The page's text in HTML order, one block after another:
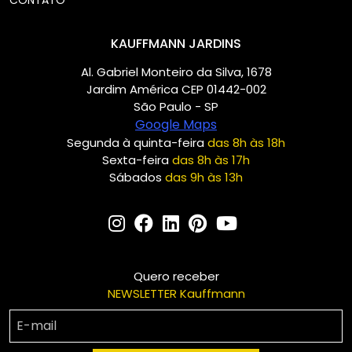
KAUFFMANN JARDINS
Al. Gabriel Monteiro da Silva, 1678
Jardim América CEP 01442-002
São Paulo - SP
Google Maps
Segunda à quinta-feiradas 8h às 18h
Sexta-feiradas 8h às 17h
Sábados das 9h às 13h
Quero receber
NEWSLETTER Kauffmann